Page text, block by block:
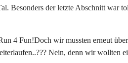
Besonders der letzte Abschnitt war
Doch wir mussten erneut
Nein, denn wir wollten